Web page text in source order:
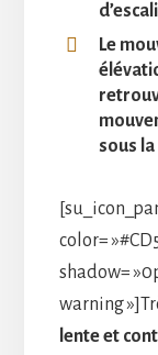
Le
sous
color=
shadow=
warning
lente et